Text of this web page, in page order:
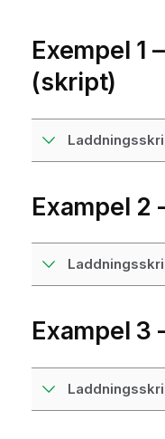
Exempel 1
(skript)
Exampel 2
Exampel 3